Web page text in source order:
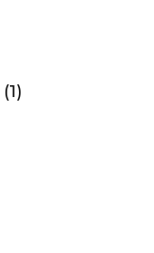
(1)